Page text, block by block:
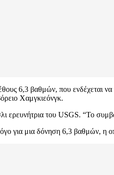
6,3 βαθμών, που ενδέχεται
Χαμγκιεόνγκ.
του USGS. “Το
για μια δόνηση 6,3 βαθμών, η